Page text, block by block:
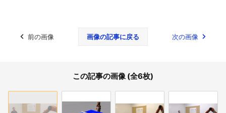
前の画像 画像の記事に戻る 次の画像
この記事の画像 (全6枚)